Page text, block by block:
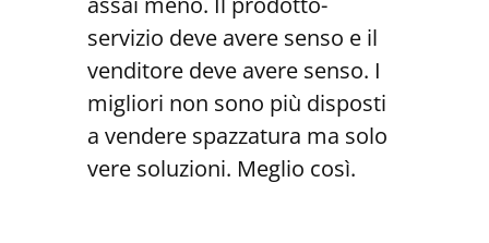
servizio deve avere senso e il
venditore deve avere senso. I
migliori non sono più disposti
a vendere spazzatura ma solo
vere soluzioni. Meglio così.